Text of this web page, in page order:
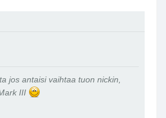
jos antaisi vaihtaa tuon nickin,
III